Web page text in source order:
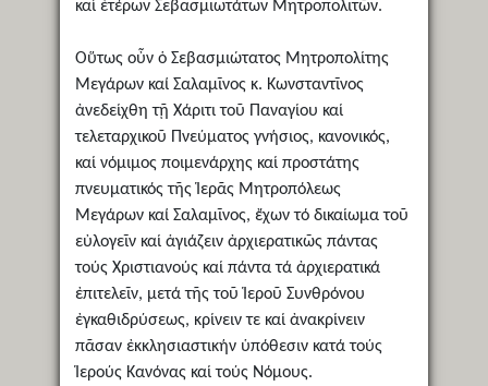
καί ἑτέρων Σεβασμιωτάτων Μητροπολιτῶν.
Οὕτως οὖν ὁ Σεβασμιώτατος Μητροπολίτης
Μεγάρων καί Σαλαμῖνος κ. Κωνσταντῖνος
ἀνεδείχθη τῇ Χάριτι τοῦ Παναγίου καί
τελεταρχικοῦ Πνεύματος γνήσιος, κανονικός,
καί νόμιμος ποιμενάρχης καί προστάτης
πνευματικός τῆς Ἱερᾶς Μητροπόλεως
Μεγάρων καί Σαλαμῖνος, ἔχων τό δικαίωμα τοῦ
εὐλογεῖν καί ἁγιάζειν ἀρχιερατικῶς πάντας
τούς Χριστιανούς καί πάντα τά ἀρχιερατικά
ἐπιτελεῖν, μετά τῆς τοῦ Ἱεροῦ Συνθρόνου
ἐγκαθιδρύσεως, κρίνειν τε καί ἀνακρίνειν
πᾶσαν ἐκκλησιαστικήν ὑπόθεσιν κατά τούς
Ἱερούς Κανόνας καί τούς Νόμους.